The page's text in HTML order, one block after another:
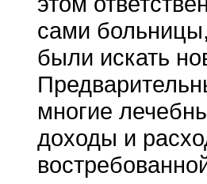
сами
были искать
многие
доходы и